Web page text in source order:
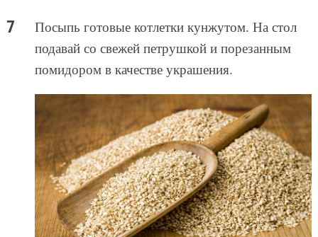
Посыпь готовые котлетки кунжутом. На стол
подавай со свежей петрушкой и порезанным
помидором в качестве украшения.